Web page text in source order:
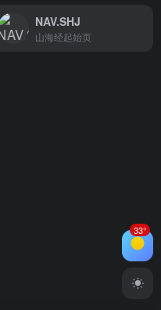
NAV.SHJ
山海经起始页
33°